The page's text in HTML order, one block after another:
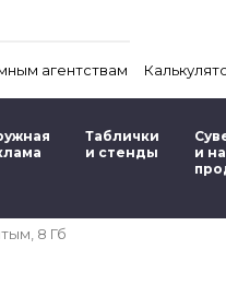
агентствам
Таблички
и стенды
и
8 Гб